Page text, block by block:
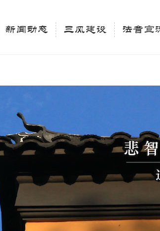
false); $description = tag_description(); }
新闻动态 三风建设 法音宣